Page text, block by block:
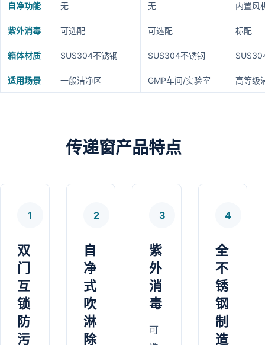
自净功能 无 无 内置风
紫外消毒 可选配 可选配 标配
箱体材质 SUS304不锈钢 SUS304不锈钢
适用场景 一般洁净区 GMP车间/实验室 高等级
传递窗产品特点
1
双
门
互
锁
防
污
2
自
净
式
吹
淋
除
3
紫
外
消
毒
可
4
全
不
锈
钢
制
造